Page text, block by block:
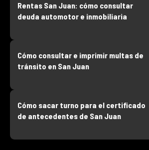
Rentas San Juan: cómo consultar
deuda automotor e inmobiliaria
Cómo consultar e imprimir multas de
tránsito en San Juan
Cómo sacar turno para el certificado
de antecedentes de San Juan